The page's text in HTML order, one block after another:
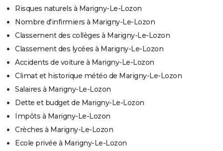
Risques naturels à Marigny-Le-Lozon
Nombre d'infirmiers à Marigny-Le-Lozon
Classement des collèges à Marigny-Le-Lozon
Classement des lycées à Marigny-Le-Lozon
Accidents de voiture à Marigny-Le-Lozon
Climat et historique météo de Marigny-Le-Lozon
Salaires à Marigny-Le-Lozon
Dette et budget de Marigny-Le-Lozon
Impôts à Marigny-Le-Lozon
Crèches à Marigny-Le-Lozon
Ecole privée à Marigny-Le-Lozon